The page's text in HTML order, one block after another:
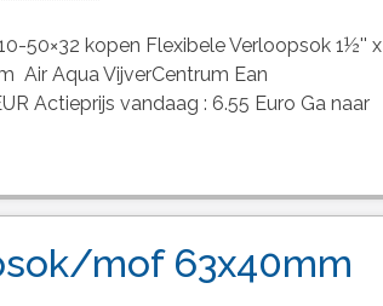
50×32 kopen Flexibele Verloopsok 1½'' x
Air Aqua VijverCentrum Ean
Actieprijs vandaag : 6.55 Euro Ga naar
mof 63x40mm